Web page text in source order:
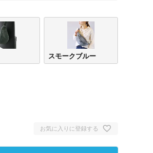
スモークブルー
お気に入りに登録する